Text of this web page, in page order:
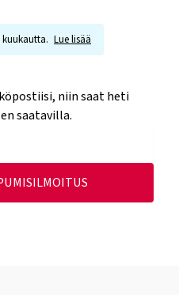
kuukautta. Lue lisää
niin saat heti
saatavilla.